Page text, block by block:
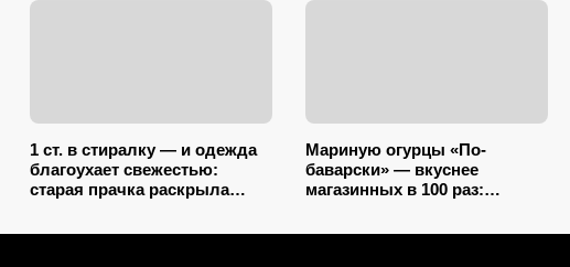
1 ст. в стиралку — и одежда
благоухает свежестью:
старая прачка раскрыла
Мариную огурцы «По-
баварски» — вкуснее
магазинных в 100 раз: